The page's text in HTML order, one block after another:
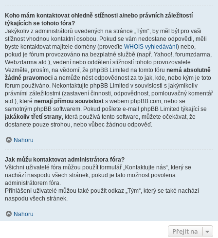
Koho mám kontaktovat ohledně stížnosti a/nebo právních záležitostí
týkajících se tohoto fóra?
Jakýkoliv z administrátorů uvedených na stránce „Tým“, by měl být pro vaši
stížnost vhodnou kontaktní osobou. Pokud se vám nedostane odpovědi, měli
byste kontaktovat majitele domény (proveďte WHOIS vyhledávání) nebo,
pokud je fórum provozováno na bezplatné službě (např. Yahoo!, forumzdarma,
Webzdarma atd.), vedení nebo oddělení stížností tohoto provozovatele.
Vezměte, prosím, na vědomí, že phpBB Limited na tomto fóru nemá absolutně
žádné pravomoci a nemůže nést odpovědnost za to jak, kde, nebo kým je toto
fórum používáno. Nekontaktujte phpBB Limited v souvislosti s jakýmikoliv
právními záležitostmi (zastavení činnosti, odpovědnost, pomlouvačný komentář
atd.), které nemají přímou souvislost s webem phpBB.com, nebo se
samotným phpBB softwarem. Pokud pošlete e-mail phpBB Limited týkající se
jakákoliv třetí strany, která používá tento software, můžete očekávat, že
dostanete pouze strohou, nebo vůbec žádnou odpověď.
Nahoru
Jak můžu kontaktovat administrátora fóra?
Všichni uživatelé fóra můžou použít formulář „Kontaktujte nás“, který se
nachází naspodu všech stránek, pokud je tato možnost povolena
administrátorem fóra.
Přihlášení uživatelé můžou také použít odkaz „Tým“, který se také nachází
naspodu všech stránek.
Nahoru
Přejít na